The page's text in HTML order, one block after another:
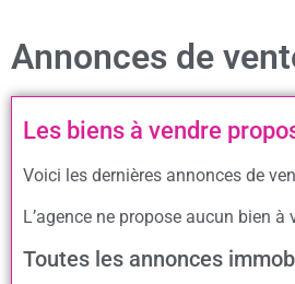
Annonces de
Les biens à vendre
Voici les dernières annonces de
L’agence ne propose aucun bien
Toutes les annonces